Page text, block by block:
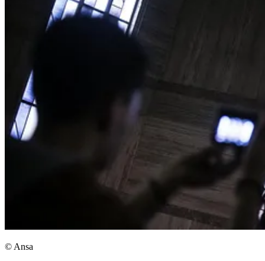
© Ansa